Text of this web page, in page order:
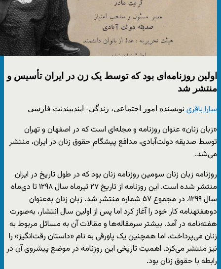
اولین روزنامه‌ای بود که توسط یک زن در ایران تأسیس و
منتشر شد
سارا باقرینویسنده امور اجتماعی، زندگی- ایندیپندنت فارسی
«زبان زنان» عنوان روزنامه و مجله‌ای است که در اصفهان و تهران
توسط صدیقه دولت‌آبادی، مدافع پیشگام حقوق زنان در ایران، منتشر
می‌شد.
روزنامه زبان زنان سومین روزنامه زنان بود که در طول تاریخ در ایران
منتشر شده است. این روزنامه از تاریخ ۲۷ تیرماه سال ۱۲۹۸ تا دی‌ماه
سال ۱۲۹۹، در مجموع ۵۷ شماره منتشر شد. زبان زنان به‌عنوان
دوهفته‎نامه کار خود را آغاز کرد اما پس از اولین سال انتشار، به‌صورت
هفته‌نامه در آمد. بیشتر سرمقاله‌ها و مقالات آن به مسائل مربوط به
زنان می‌پرداخت، اما همچنین یک پاورقی به نام «داستان رقت‌انگیز» را
نیز منتشر می‌کرد. اهمیت تاریخی این روزنامه در موضع پیشروی آن در
رابطه با حقوق زنان بود.